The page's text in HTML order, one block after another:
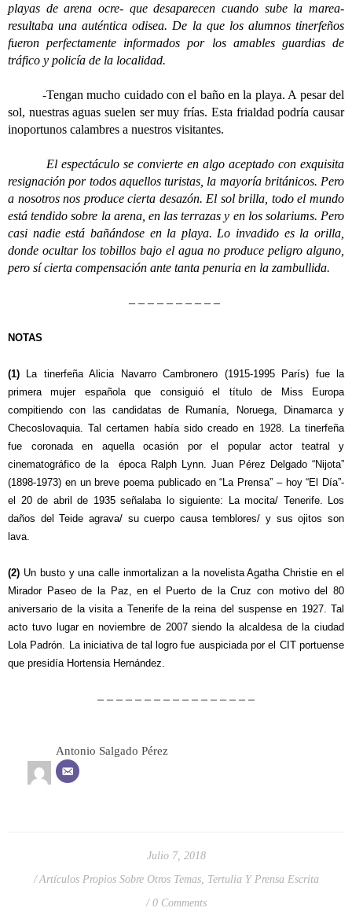
playas de arena ocre- que desaparecen cuando sube la marea-
resultaba una auténtica odisea. De la que los alumnos tinerfeños
fueron perfectamente informados por los amables guardias de
tráfico y policía de la localidad.
-Tengan mucho cuidado con el baño en la playa. A pesar del
sol, nuestras aguas suelen ser muy frías. Esta frialdad podría causar
inoportunos calambres a nuestros visitantes.
El espectáculo se convierte en algo aceptado con exquisita
resignación por todos aquellos turistas, la mayoría británicos. Pero
a nosotros nos produce cierta desazón. El sol brilla, todo el mundo
está tendido sobre la arena, en las terrazas y en los solariums. Pero
casi nadie está bañándose en la playa. Lo invadido es la orilla,
donde ocultar los tobillos bajo el agua no produce peligro alguno,
pero sí cierta compensación ante tanta penuria en la zambullida.
– – – – – – – – – –
NOTAS
(1) La tinerfeña Alicia Navarro Cambronero (1915-1995 París) fue la
primera mujer española que consiguió el título de Miss Europa
compitiendo con las candidatas de Rumanía, Noruega, Dinamarca y
Checoslovaquia. Tal certamen había sido creado en 1928. La tinerfeña
fue coronada en aquella ocasión por el popular actor teatral y
cinematográfico de la época Ralph Lynn. Juan Pérez Delgado “Nijota”
(1898-1973) en un breve poema publicado en “La Prensa” – hoy “El Día”-
el 20 de abril de 1935 señalaba lo siguiente: La mocita/ Tenerife. Los
daños del Teide agrava/ su cuerpo causa temblores/ y sus ojitos son
lava.
(2) Un busto y una calle inmortalizan a la novelista Agatha Christie en el
Mirador Paseo de la Paz, en el Puerto de la Cruz con motivo del 80
aniversario de la visita a Tenerife de la reina del suspense en 1927. Tal
acto tuvo lugar en noviembre de 2007 siendo la alcaldesa de la ciudad
Lola Padrón. La iniciativa de tal logro fue auspiciada por el CIT portuense
que presidía Hortensia Hernández.
– – – – – – – – – – – – – – – – –
Antonio Salgado Pérez
Julio 7, 2018
Artículos Propios Sobre Otros Temas, Tertulia Y Prensa Escrita
0 Comments